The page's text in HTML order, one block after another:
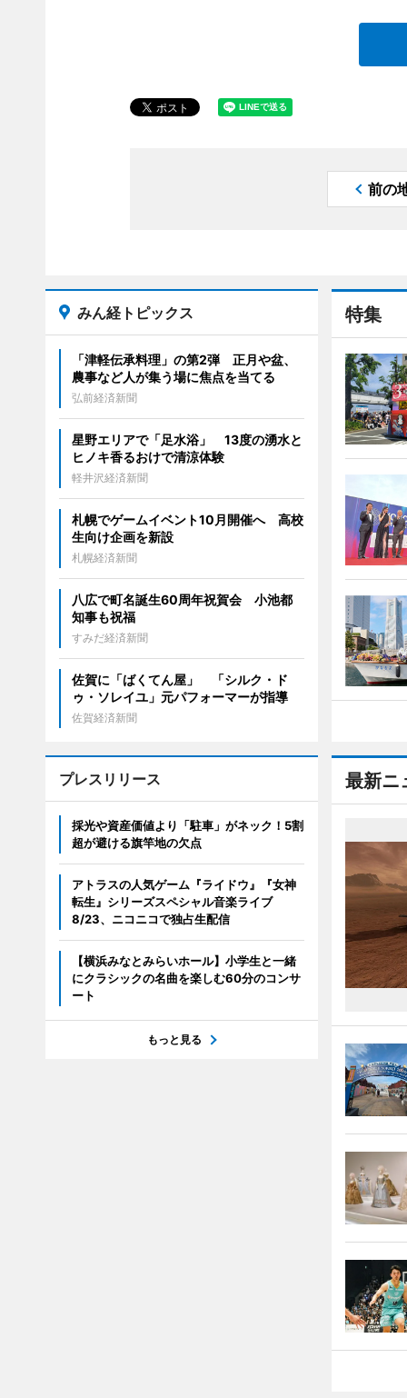
前の
特集
最新ニ
みん経トピックス
「津軽伝承料理」の第2弾 正月や盆、
農事など人が集う場に焦点を当てる
弘前経済新聞
星野エリアで「足水浴」 13度の湧水と
ヒノキ香るおけで清涼体験
軽井沢経済新聞
札幌でゲームイベント10月開催へ 高校
生向け企画を新設
札幌経済新聞
八広で町名誕生60周年祝賀会 小池都
知事も祝福
すみだ経済新聞
佐賀に「ばくてん屋」 「シルク・ド
ゥ・ソレイユ」元パフォーマーが指導
佐賀経済新聞
プレスリリース
採光や資産価値より「駐車」がネック！5割
超が避ける旗竿地の欠点
アトラスの人気ゲーム『ライドウ』『女神
転生』シリーズスペシャル音楽ライブ
8/23、ニコニコで独占生配信
【横浜みなとみらいホール】小学生と一緒
にクラシックの名曲を楽しむ60分のコンサ
ート
もっと見る